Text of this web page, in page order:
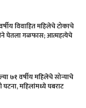
विवाहित महिलेचे टोकाचे
घेतला गळफास; आत्महत्येचे
७१ वर्षीय महिलेचे सोन्याचे
महिलांमध्ये घबराट